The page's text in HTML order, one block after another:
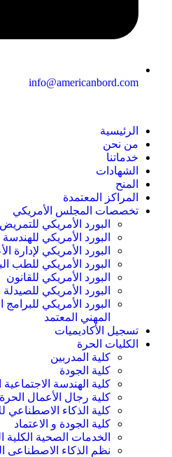
info@americanbord.com
الرئيسية
من نحن
خدماتنا
الشهادات
المنح
المراكز المعتمدة
تخصصات المجلس الأمريكي
البورد الأمريكي للتمريض
البورد الأمريكي للهندسة
البورد الأمريكي لإدارة
البورد الأمريكي للطب
البورد الأمريكي للقانون
البورد الأمريكي للصيدلة
البورد الأمريكي
المهني المعتمد
تسجيل الأكاديميات
الكليات الحرة
كلية المدربين
كلية الجودة
كلية الهندسة الاجتماعية
كلية رجال الأعمال الحرة
كلية الذكاء الاصطناعي
كلية الجودة و الاعتماد
الخدمات الصحية الكلية
نظم الذكاء الاصطناعى